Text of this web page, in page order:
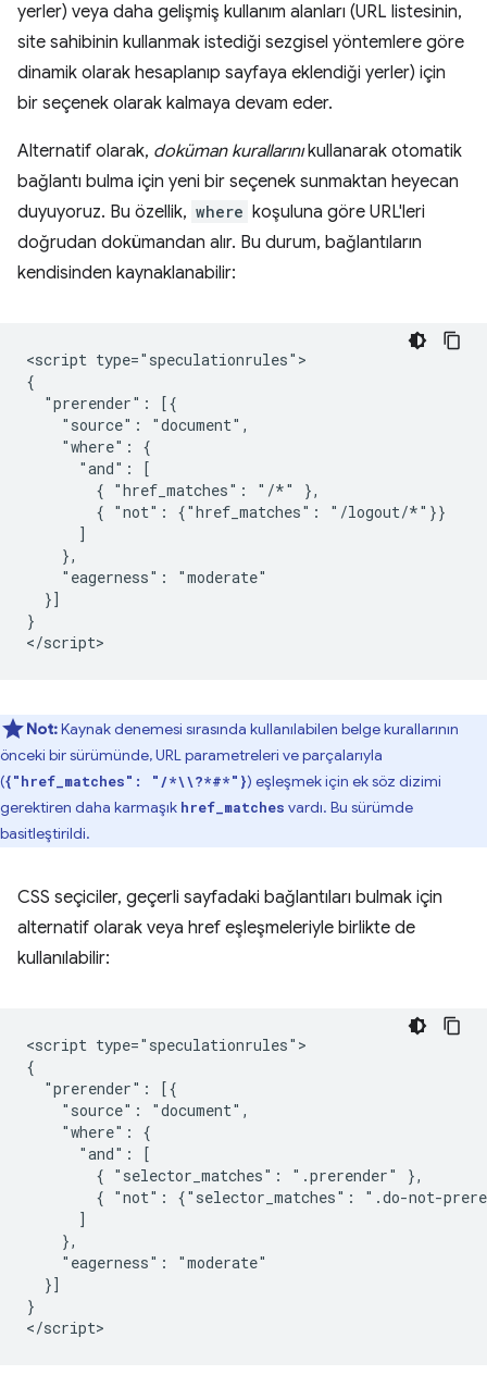
yerler) veya daha gelişmiş kullanım alanları (URL listesinin,
site sahibinin kullanmak istediği sezgisel yöntemlere göre
dinamik olarak hesaplanıp sayfaya eklendiği yerler) için
bir seçenek olarak kalmaya devam eder.
Alternatif olarak, doküman kurallarınıkullanarak otomatik
bağlantı bulma için yeni bir seçenek sunmaktan heyecan
duyuyoruz. Bu özellik, where koşuluna göre URL'leri
doğrudan dokümandan alır. Bu durum, bağlantıların
kendisinden kaynaklanabilir:
<script type="speculationrules">
{
  "prerender": [{
    "source": "document",
    "where": {
      "and": [
        { "href_matches": "/*" },
        { "not": {"href_matches": "/logout/*"}}
      ]
    },
    "eagerness": "moderate"
  }]
}
Not:Kaynak denemesi sırasında kullanılabilen belge kurallarının
önceki bir sürümünde, URL parametreleri ve parçalarıyla
({"href_matches": "/*\\?*#*"}) eşleşmek için ek söz dizimi
gerektiren daha karmaşık href_matches vardı. Bu sürümde
basitleştirildi.
CSS seçiciler, geçerli sayfadaki bağlantıları bulmak için
alternatif olarak veya href eşleşmeleriyle birlikte de
kullanılabilir:
<script type="speculationrules">
{
  "prerender": [{
    "source": "document",
    "where": {
      "and": [
        { "selector_matches": ".prerender" },
{ "not": {"selector_matches": ".do-not-
      ]
    },
    "eagerness": "moderate"
  }]
}